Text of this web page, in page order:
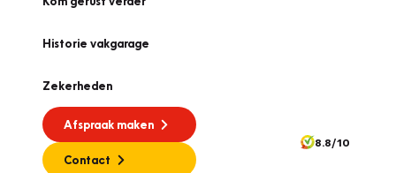
Historie vakgarage
Zekerheden
Afspraak maken
Contact
8.8/10